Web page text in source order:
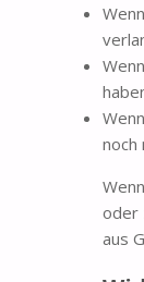
noch
oder
aus